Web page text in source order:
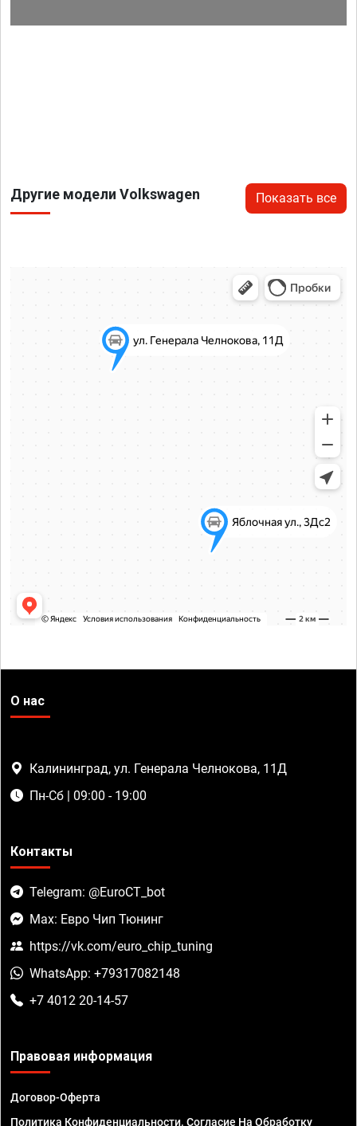
Другие модели Volkswagen Показать все
О нас
Калининград, ул. Генерала Челнокова, 11Д
Пн-Сб | 09:00 - 19:00
Контакты
Telegram: @EuroCT_bot
Max: Евро Чип Тюнинг
https://vk.com/euro_chip_tuning
WhatsApp: +79317082148
+7 4012 20-14-57
Правовая информация
Договор-Оферта
Политика Конфиденциальности. Согласие На Обработку